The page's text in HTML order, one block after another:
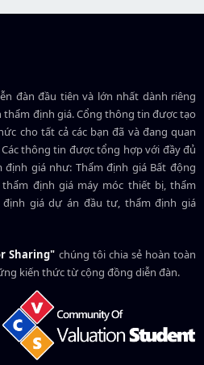
đàn đầu tiên và lớn nhất dành riêng
thẩm định giá. Cổng thông tin được tạo
cho tất cả các bạn đã và đang quan
thông tin được tổng hợp với đầy đủ
giá như: Thẩm định giá Bất động
định giá máy móc thiết bị, thẩm
giá dự án đầu tư, thẩm định giá
Sharing" chúng tôi chia sẻ hoàn toàn
kiến thức từ cộng đồng diễn đàn.